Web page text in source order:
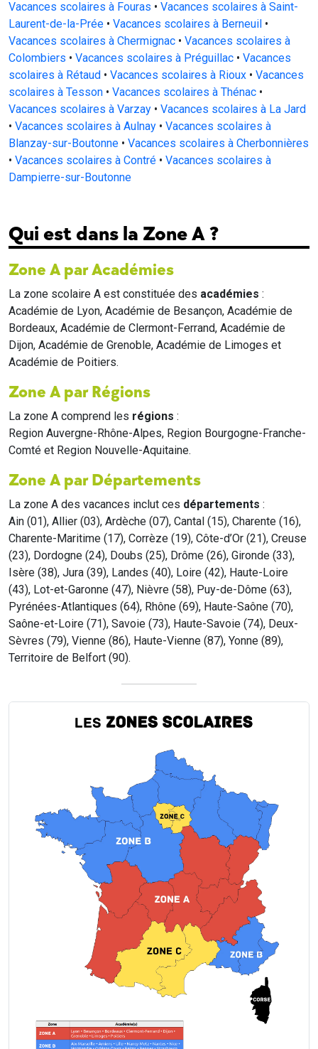
Vacances scolaires à Fouras • Vacances scolaires à Saint-
Laurent-de-la-Prée • Vacances scolaires à Berneuil •
Vacances scolaires à Chermignac • Vacances scolaires à
Colombiers • Vacances scolaires à Préguillac • Vacances
scolaires à Rétaud • Vacances scolaires à Rioux • Vacances
scolaires à Tesson • Vacances scolaires à Thénac •
Vacances scolaires à Varzay • Vacances scolaires à La Jard
• Vacances scolaires à Aulnay • Vacances scolaires à
Blanzay-sur-Boutonne • Vacances scolaires à Cherbonnières
• Vacances scolaires à Contré • Vacances scolaires à
Dampierre-sur-Boutonne
Qui est dans la Zone A ?
Zone A par Académies
La zone scolaire A est constituée des académies :
Académie de Lyon, Académie de Besançon, Académie de
Bordeaux, Académie de Clermont-Ferrand, Académie de
Dijon, Académie de Grenoble, Académie de Limoges et
Académie de Poitiers.
Zone A par Régions
La zone A comprend les régions :
Region Auvergne-Rhône-Alpes, Region Bourgogne-Franche-
Comté et Region Nouvelle-Aquitaine.
Zone A par Départements
La zone A des vacances inclut ces départements :
Ain (01), Allier (03), Ardèche (07), Cantal (15), Charente (16),
Charente-Maritime (17), Corrèze (19), Côte-d’Or (21), Creuse
(23), Dordogne (24), Doubs (25), Drôme (26), Gironde (33),
Isère (38), Jura (39), Landes (40), Loire (42), Haute-Loire
(43), Lot-et-Garonne (47), Nièvre (58), Puy-de-Dôme (63),
Pyrénées-Atlantiques (64), Rhône (69), Haute-Saône (70),
Saône-et-Loire (71), Savoie (73), Haute-Savoie (74), Deux-
Sèvres (79), Vienne (86), Haute-Vienne (87), Yonne (89),
Territoire de Belfort (90).